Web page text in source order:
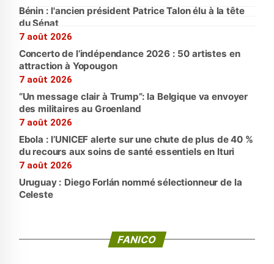
Bénin : l'ancien président Patrice Talon élu à la tête
du Sénat
7 août 2026
Concerto de l’indépendance 2026 : 50 artistes en
attraction à Yopougon
7 août 2026
“Un message clair à Trump”: la Belgique va envoyer
des militaires au Groenland
7 août 2026
Ebola : l’UNICEF alerte sur une chute de plus de 40 %
du recours aux soins de santé essentiels en Ituri
7 août 2026
Uruguay : Diego Forlán nommé sélectionneur de la
Celeste
FANICO